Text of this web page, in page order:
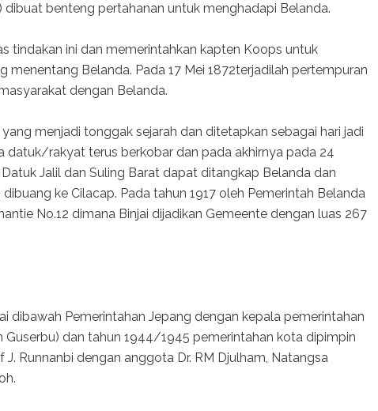
dibuat benteng pertahanan untuk menghadapi Belanda.
tindakan ini dan memerintahkan kapten Koops untuk
menentang Belanda. Pada 17 Mei 1872terjadilah pertempuran
dengan Belanda.
menjadi tonggak sejarah dan ditetapkan sebagai hari jadi
datuk/rakyat terus berkobar dan pada akhirnya pada 24
Jalil dan Suling Barat dapat ditangkap Belanda dan
ke Cilacap. Pada tahun 1917 oleh Pemerintah Belanda
No.12 dimana Binjai dijadikan Gemeente dengan luas 267
dibawah Pemerintahan Jepang dengan kepala pemerintahan
Guserbu) dan tahun 1944/1945 pemerintahan kota dipimpin
Runnanbi dengan anggota Dr. RM Djulham, Natangsa